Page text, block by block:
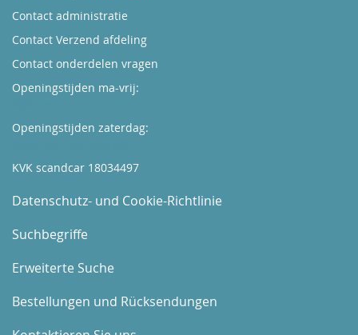
Contact administratie
Contact Verzend afdeling
Contact onderdelen vragen
Openingstijden ma-vrij:
Openingstijden zaterdag:
KVK scandcar 18034497
Datenschutz- und Cookie-Richtlinie
Suchbegriffe
Erweiterte Suche
Bestellungen und Rücksendungen